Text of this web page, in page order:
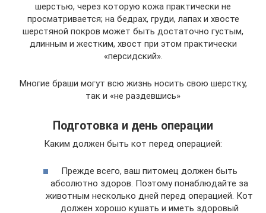
шерстью, через которую кожа практически не
просматривается; на бедрах, груди, лапах и хвосте
шерстяной покров может быть достаточно густым,
длинным и жестким, хвост при этом практически
«персидский».
Многие браши могут всю жизнь носить свою шерстку,
так и «не раздевшись»
Подготовка и день операции
Каким должен быть кот перед операцией:
Прежде всего, ваш питомец должен быть
абсолютно здоров. Поэтому понаблюдайте за
животным несколько дней перед операцией. Кот
должен хорошо кушать и иметь здоровый